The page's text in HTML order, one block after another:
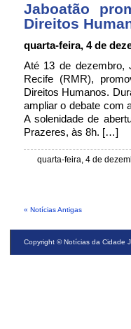
Jaboatão
Direitos
quarta-feira, 4 de
Até 13 de dezembro,
Recife (RMR),
Direitos Humanos.
ampliar o debate com
A solenidade de
Prazeres, às 8h. […]
quarta-feira, 4 de
« Notícias Antigas
Copyright ©Notícias da Cidade